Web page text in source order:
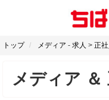
トップ メディア - 求人 > 正
メディア ＆